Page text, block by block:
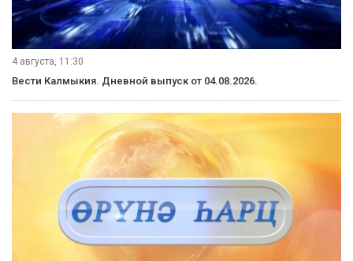
4 августа, 11:30
Вести Калмыкия. Дневной выпуск от 04.08.2026.